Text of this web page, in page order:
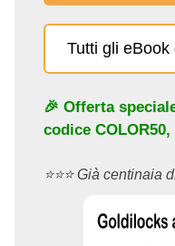
Tutti gli eBook
🎉 Offerta
codice COLOR50,
⭐️⭐️⭐️ Già centinaia